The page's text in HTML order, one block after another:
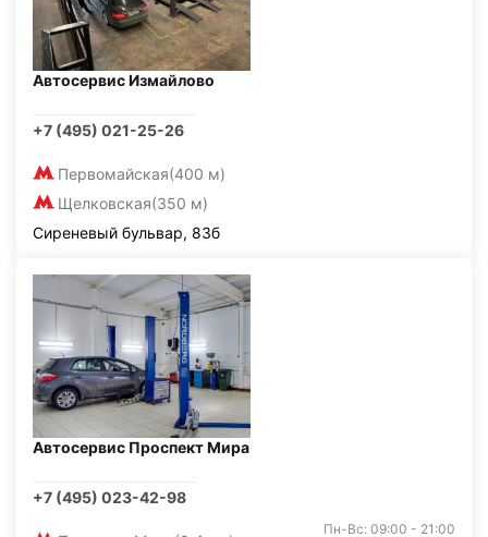
Автосервис Измайлово
+7 (495) 021-25-26
Первомайская(400 м)
Щелковская(350 м)
Сиреневый бульвар, 83б
Автосервис Проспект Мира
+7 (495) 023-42-98
Пн-Вс: 09:00 - 21:00